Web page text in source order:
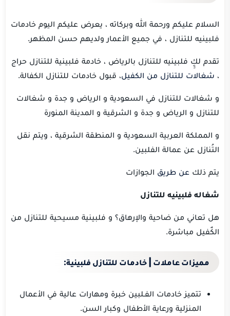
السلام عليكم ورحمة الله وبركاته ، يعرض عليكم اليوم خادمات
فلبينيه للتنازل ، في جميع الأعمار ولديهم حسن المظهر.
تقدم لكِِِ فلبينيه للتنازل بالرياض ، خادمة فلبينية للتنازل حراج
، شغالات للتنازل من الكفيل، قبول خادمات للتنازل الكفالة.
و شغالات للتنازل في السعودية و الرياض و جدة و شغالات
للتنازل و الرياض و جدة و الشرقية و المدينة المنورة
و المملكة العربية السعودية و المنطقة الشرقية ، ويتم نقل
التُنازل عن عمالة الفلبين.
يتم ذلك عن طريق الجوازات
شغاله فلبينيه للتنازل
هل تعاني من ضاحية والإرهاق؟ و فلبينية مسيحية للتنازل من
الكٌفيل مباشرة.
مميزات عاملات | خادمات للتنازل فلبينية:
تتميز خادمات الفـلبين خبرة ومهارات عالية في الأعمال
المنزلية ورعاية الأطفال وكبار السن.